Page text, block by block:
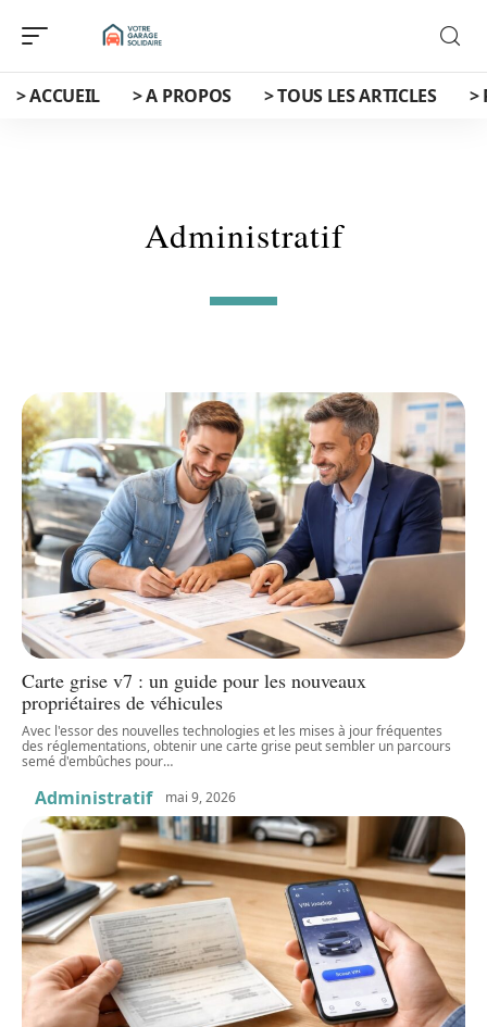
> ACCUEIL > A PROPOS > TOUS LES ARTICLES >
Administratif
Carte grise v7 : un guide pour les nouveaux
propriétaires de véhicules
Avec l'essor des nouvelles technologies et les mises à jour fréquentes
des réglementations, obtenir une carte grise peut sembler un parcours
semé d'embûches pour…
Administratif mai 9, 2026